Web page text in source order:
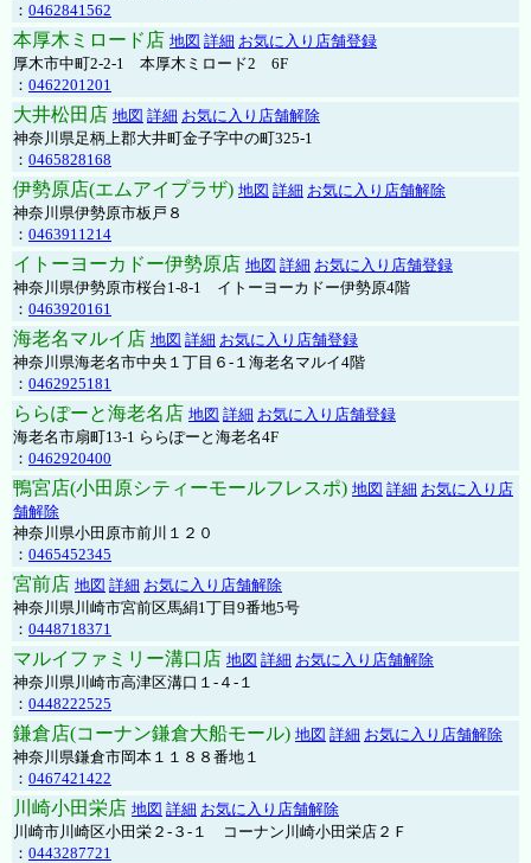
： 0462841562
本厚木ミロード店 地図 詳細 お気に入り店舗登録
厚木市中町2-2-1 本厚木ミロード2 6F
： 0462201201
大井松田店 地図 詳細 お気に入り店舗解除
神奈川県足柄上郡大井町金子字中の町325-1
： 0465828168
伊勢原店(エムアイプラザ) 地図 詳細 お気に入り店舗解除
神奈川県伊勢原市板戸８
： 0463911214
イトーヨーカドー伊勢原店 地図 詳細 お気に入り店舗登録
神奈川県伊勢原市桜台1-8-1 イトーヨーカドー伊勢原4階
： 0463920161
海老名マルイ店 地図 詳細 お気に入り店舗登録
神奈川県海老名市中央１丁目６-１海老名マルイ4階
： 0462925181
ららぽーと海老名店 地図 詳細 お気に入り店舗登録
海老名市扇町13-1 ららぽーと海老名4F
： 0462920400
鴨宮店(小田原シティーモールフレスポ) 地図 詳細 お気に入り店
舗解除
神奈川県小田原市前川１２０
： 0465452345
宮前店 地図 詳細 お気に入り店舗解除
神奈川県川崎市宮前区馬絹1丁目9番地5号
： 0448718371
マルイファミリー溝口店 地図 詳細 お気に入り店舗解除
神奈川県川崎市高津区溝口１-４-１
： 0448222525
鎌倉店(コーナン鎌倉大船モール) 地図 詳細 お気に入り店舗解除
神奈川県鎌倉市岡本１１８８番地１
： 0467421422
川崎小田栄店 地図 詳細 お気に入り店舗解除
川崎市川崎区小田栄２‐３‐１ コーナン川崎小田栄店２Ｆ
： 0443287721